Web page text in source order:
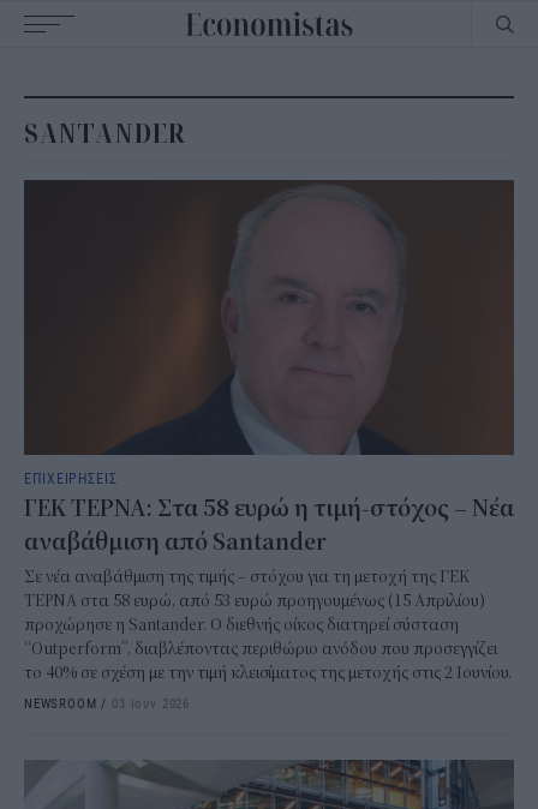
navigation
SANTANDER
ΕΠΙΧΕΙΡΗΣΕΙΣ
ΓΕΚ ΤΕΡΝΑ: Στα 58 ευρώ η τιμή-στόχος – Νέα
αναβάθμιση από Santander
Σε νέα αναβάθμιση της τιμής – στόχου για τη μετοχή της ΓΕΚ
ΤΕΡΝΑ στα 58 ευρώ, από 53 ευρώ προηγουμένως (15 Απριλίου)
προχώρησε η Santander. Ο διεθνής οίκος διατηρεί σύσταση
“Outperform”, διαβλέποντας περιθώριο ανόδου που προσεγγίζει
το 40% σε σχέση με την τιμή κλεισίματος της μετοχής στις 2 Ιουνίου.
NEWSROOM / 03 Ιουν 2026